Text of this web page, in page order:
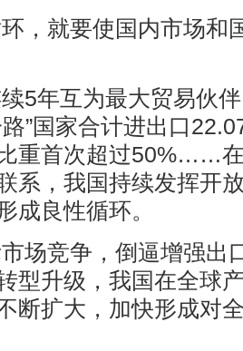
，就要使国内市场和
5年互为最大贸易伙
”国家合计进出口
重首次超过50%……
系，我国持续发挥开
成良性循环。
场竞争，倒逼增强出
型升级，我国在全球
断扩大，加快形成对